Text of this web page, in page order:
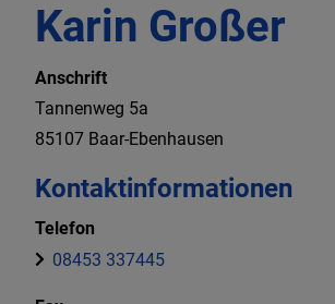
Karin Großer
Anschrift
Tannenweg 5a
85107 Baar-Ebenhausen
Kontaktinformationen
Telefon
08453 337445